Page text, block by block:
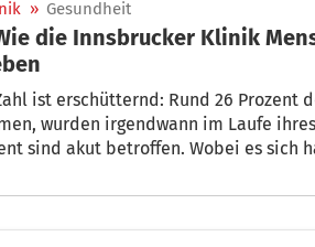
» Gesundheit
ist erschütternd: Rund 26
wurden irgendwann im Laufe
sind akut betroffen. Wobei es sich